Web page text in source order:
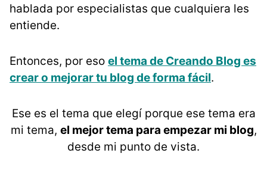
hablada por especialistas que cualquiera les
entiende.
Entonces, por eso el tema de Creando Blog es
crear o mejorar tu blog de forma fácil.
Ese es el tema que elegí porque ese tema era
mi tema, el mejor tema para empezar mi blog,
desde mi punto de vista.